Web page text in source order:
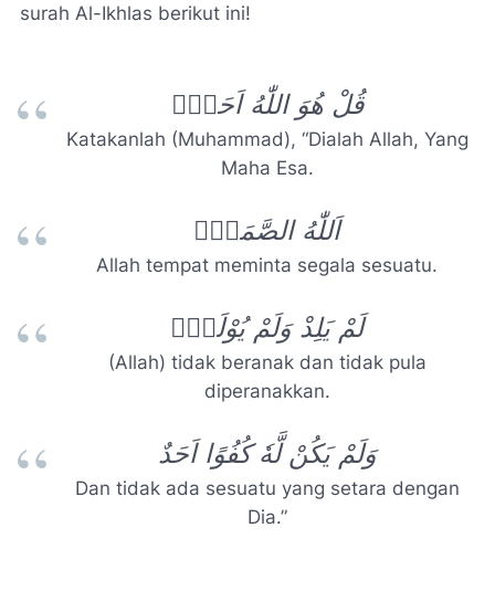
surah Al-Ikhlas berikut ini!
قُلْ هُوَ اللّٰهُ اَحَدٌۚ
Katakanlah (Muhammad), “Dialah Allah, Yang
Maha Esa.
اَللّٰهُ الصَّمَدُۚ
Allah tempat meminta segala sesuatu.
لَمْ يَلِدْ وَلَمْ يُوْلَدْۙ
(Allah) tidak beranak dan tidak pula
diperanakkan.
وَلَمْ يَكُنْ لَّهٗ كُفُوًا اَحَدٌ
Dan tidak ada sesuatu yang setara dengan
Dia.”